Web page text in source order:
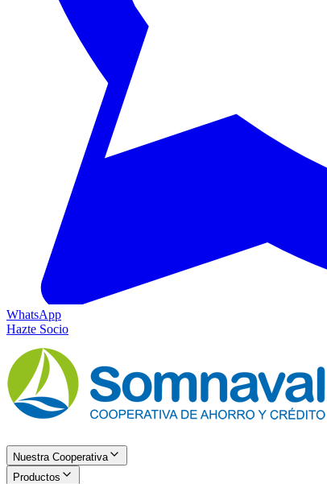
WhatsApp
Hazte Socio
Nuestra Cooperativa
Productos